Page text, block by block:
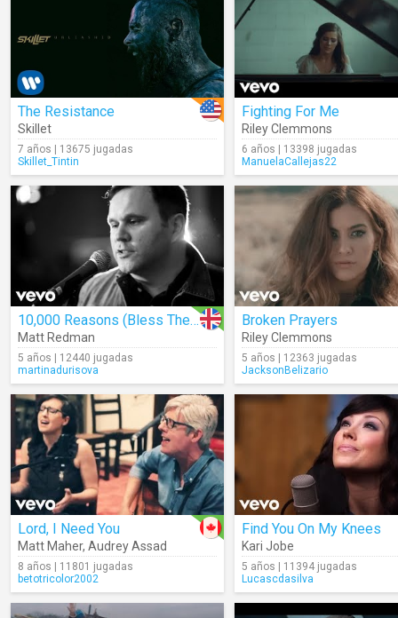
The Resistance
Skillet
7 años | 13675 jugadas
Skillet_Tintin
Fighting For Me
Riley Clemmons
6 años | 13398 jugadas
ManuelaCallejas22
10,000 Reasons (Bless The Lord)
Matt Redman
5 años | 12440 jugadas
martinadurisova
Broken Prayers
Riley Clemmons
5 años | 12363 jugadas
JacksonBelizario
Lord, I Need You
Matt Maher, Audrey Assad
8 años | 11801 jugadas
betotricolor2002
Find You On My Knees
Kari Jobe
5 años | 11394 jugadas
Lucascdasilva